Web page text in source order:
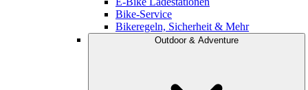
Bike-Service
Bikeregeln, Sicherheit & Mehr
Outdoor & Adventure